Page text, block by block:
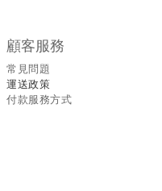
顧客服務
常見問題
運送政策
付款服務方式